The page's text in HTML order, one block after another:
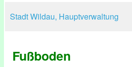
Stadt Wildau, Hauptverwaltung
Fußboden